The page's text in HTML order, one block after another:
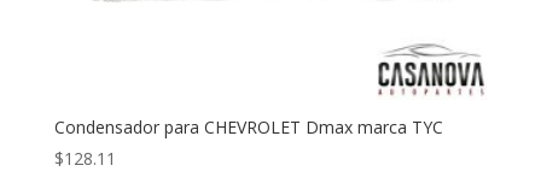
Condensador para CHEVROLET Dmax marca TYC
$128.11